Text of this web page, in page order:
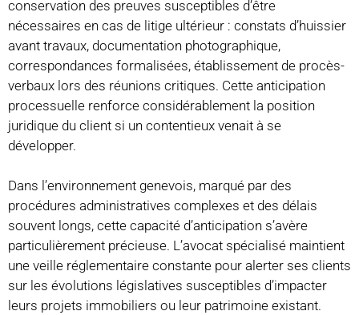
conservation des preuves susceptibles d’être
nécessaires en cas de litige ultérieur : constats d’huissier
avant travaux, documentation photographique,
correspondances formalisées, établissement de procès-
verbaux lors des réunions critiques. Cette anticipation
processuelle renforce considérablement la position
juridique du client si un contentieux venait à se
développer.
Dans l’environnement genevois, marqué par des
procédures administratives complexes et des délais
souvent longs, cette capacité d’anticipation s’avère
particulièrement précieuse. L’avocat spécialisé maintient
une veille réglementaire constante pour alerter ses clients
sur les évolutions législatives susceptibles d’impacter
leurs projets immobiliers ou leur patrimoine existant.